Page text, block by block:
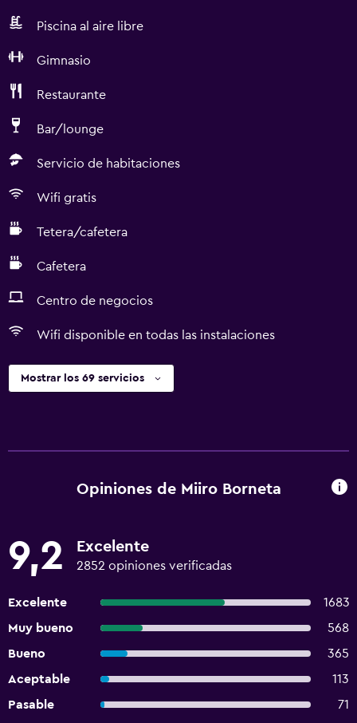
Piscina al aire libre
Gimnasio
Restaurante
Bar/lounge
Servicio de habitaciones
Wifi gratis
Tetera/cafetera
Cafetera
Centro de negocios
Wifi disponible en todas las instalaciones
Mostrar los 69 servicios
Opiniones de Miiro Borneta
9,2 Excelente
2852 opiniones verificadas
Excelente
1683
Muy bueno
568
Bueno
365
Aceptable
113
Pasable
71